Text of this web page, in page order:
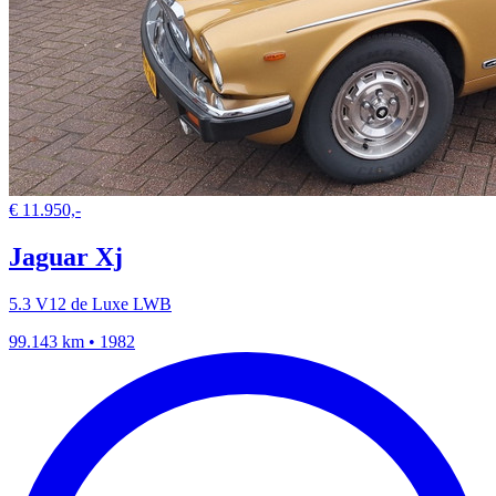
€ 11.950,-
Jaguar Xj
5.3 V12 de Luxe LWB
99.143 km • 1982